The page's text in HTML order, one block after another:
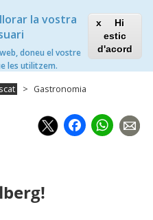
la vostra
doneu el vostre
les utilitzem.
Hi
estic
d'acord
Gastronomia